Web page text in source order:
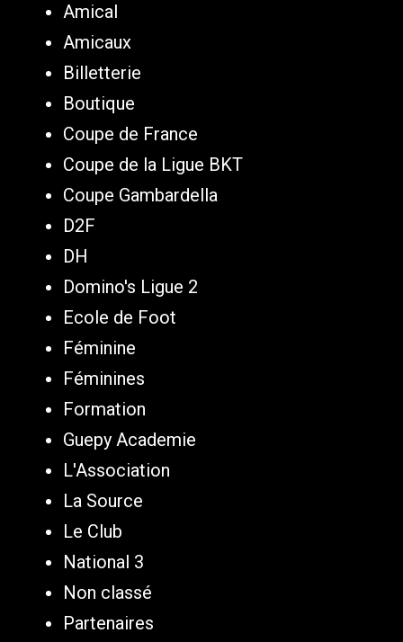
Amical
Amicaux
Billetterie
Boutique
Coupe de France
Coupe de la Ligue BKT
Coupe Gambardella
D2F
DH
Domino's Ligue 2
Ecole de Foot
Féminine
Féminines
Formation
Guepy Academie
L'Association
La Source
Le Club
National 3
Non classé
Partenaires